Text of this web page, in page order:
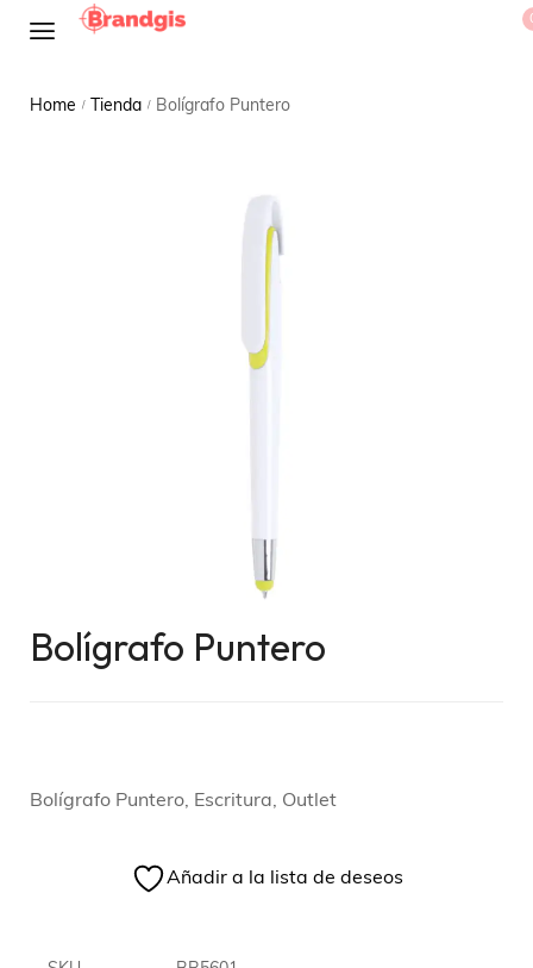
Home / Tienda / Bolígrafo Puntero
Bolígrafo Puntero
Bolígrafo Puntero, Escritura, Outlet
Añadir a la lista de deseos